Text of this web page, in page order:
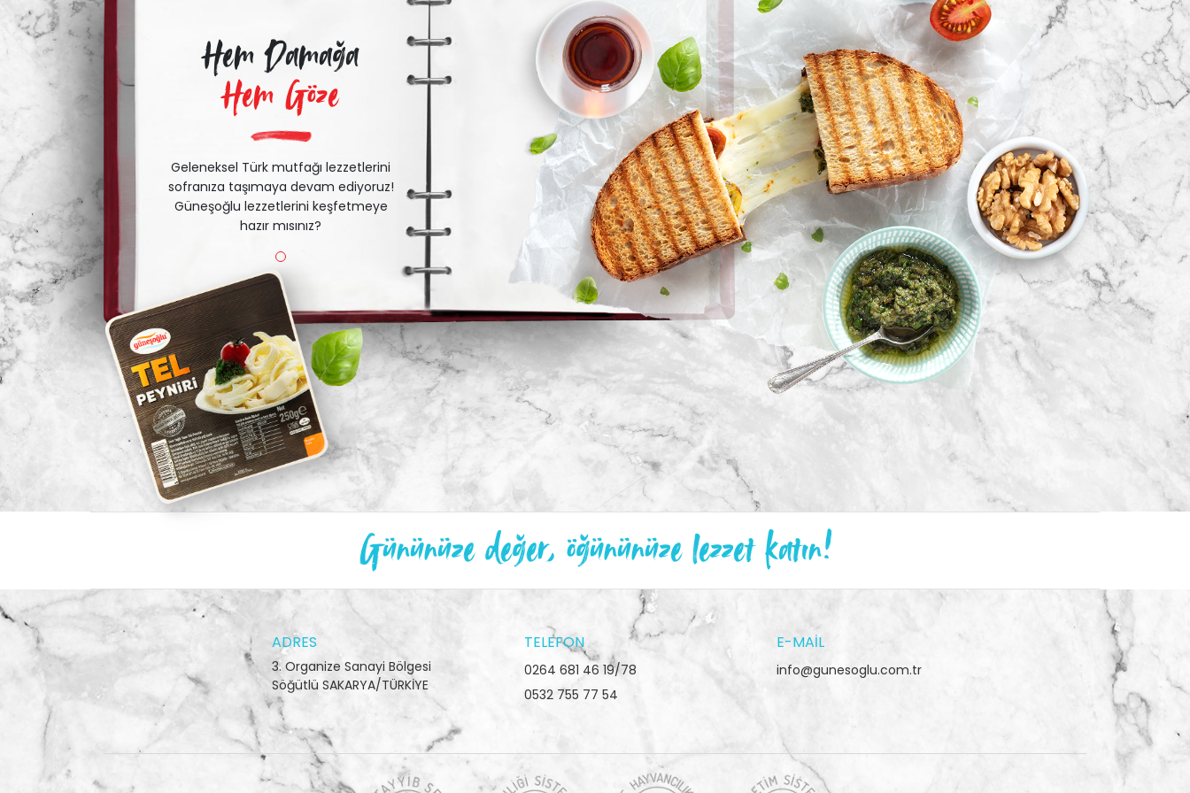
Hem Damağa
Hem Göze
Geleneksel Türk mutfağı lezzetlerini
sofranıza taşımaya devam ediyoruz!
Güneşoğlu lezzetlerini keşfetmeye
hazır mısınız?
Gününüze değer, öğününüze lezzet katın!
ADRES
3. Organize Sanayi Bölgesi
Söğütlü SAKARYA/TÜRKİYE
TELEFON
0264 681 46 19/78
0532 755 77 54
E-MAIL
info@gunesoglu.com.tr